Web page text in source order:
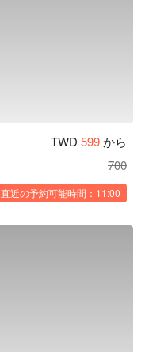
TWD 599から
700
直近の予約可能時間：11:00